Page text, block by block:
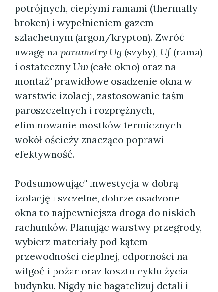
potrójnych, ciepłymi ramami (thermally
broken) i wypełnieniem gazem
szlachetnym (argon/krypton). Zwróć
uwagę na parametry Ug (szyby), Uf(rama)
i ostateczny Uw (całe okno) oraz na
montaż" prawidłowe osadzenie okna w
warstwie izolacji, zastosowanie taśm
paroszczelnych i rozprężnych,
eliminowanie mostków termicznych
wokół ościeży znacząco poprawi
efektywność.
Podsumowując" inwestycja w dobrą
izolację i szczelne, dobrze osadzone
okna to najpewniejsza droga do niskich
rachunków. Planując warstwy przegrody,
wybierz materiały pod kątem
przewodności cieplnej, odporności na
wilgoć i pożar oraz kosztu cyklu życia
budynku. Nigdy nie bagatelizuj detali i